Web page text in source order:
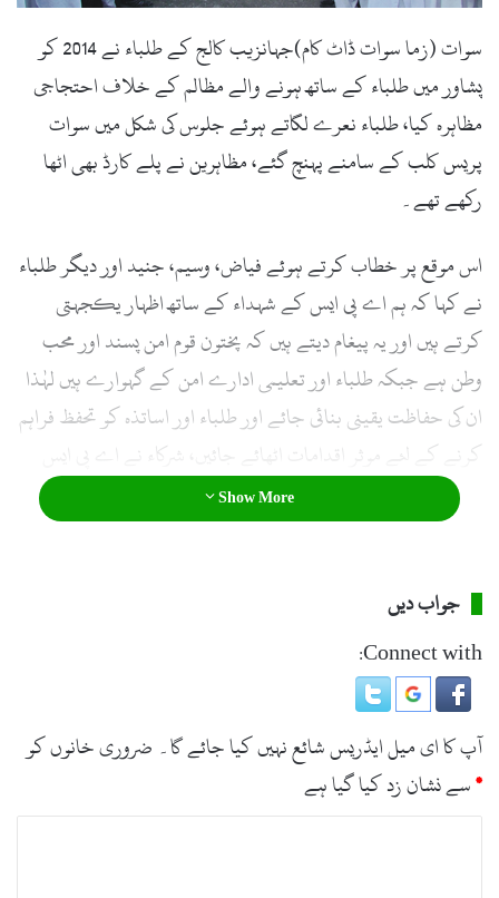
l
سوات (زما سوات ڈاٹ کام)جہانزیب کالج کے طلباء نے 2014 کو
پشاور میں طلباء کے ساتھ ہونے والے مظالم کے خلاف احتجاجی
مظاہرہ کیا، طلباء نعرے لگاتے ہوئے جلوس کی شکل میں سوات
پریس کلب کے سامنے پہنچ گئے، مظاہرین نے پلے کارڈ بھی اٹھا
رکھے تھے۔
اس موقع پر خطاب کرتے ہوئے فیاض، وسیم، جنید اور دیگر طلباء
نے کہا کہ ہم اے پی ایس کے شہداء کے ساتھ اظہار یکجہتی
کرتے ہیں اور یہ پیغام دیتے ہیں کہ پختون قوم امن پسند اور محب
وطن ہے جبکہ طلباء اور تعلیمی ادارے امن کے گہوارے ہیں لہٰذا
ان کی حفاظت یقینی بنائی جائے اور طلباء اور اساتذہ کو تحفظ فراہم
کرنے کے لئے موثر اقدامات اٹھائے جائیں، شرکاء نے اے پی ایس
شہداء کے درجات کی بلندی کے لئے دعا بھی مانگی۔
Show More
جواب دیں
Connect with:
آپ کا ای میل ایڈریس شائع نہیں کیا جائے گا۔ ضروری خانوں کو
*سے نشان زد کیا گیا ہے